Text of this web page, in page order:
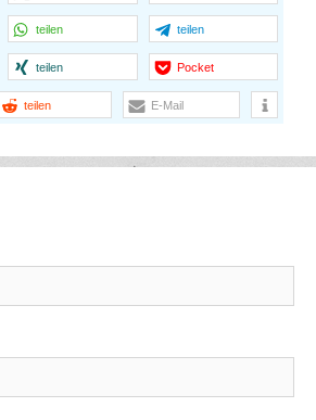
teilen teilen
teilen Pocket
teilen E-Mail